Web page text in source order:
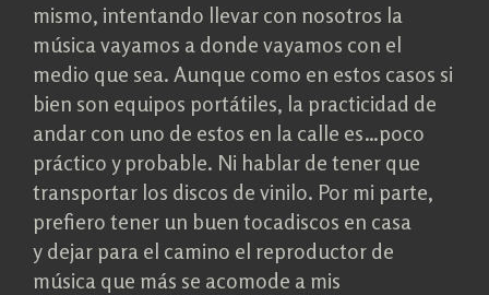
mismo, intentando llevar con nosotros la
música vayamos a donde vayamos con el
medio que sea. Aunque como en estos casos si
bien son equipos portátiles, la practicidad de
andar con uno de estos en la calle es…poco
práctico y probable. Ni hablar de tener que
transportar los discos de vinilo. Por mi parte,
prefiero tener un buen tocadiscos en casa
y dejar para el camino el reproductor de
música que más se acomode a mis